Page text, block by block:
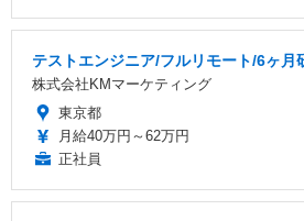
テストエンジニア/フルリモート/6ヶ月
株式会社KMマーケティング
東京都
月給40万円～62万円
正社員